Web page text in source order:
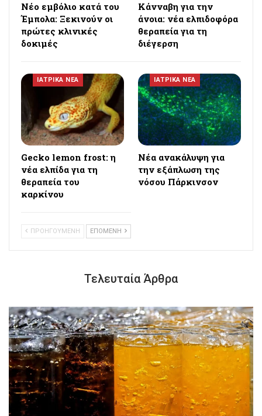
Νέο εμβόλιο κατά του
Έμπολα: Ξεκινούν οι
πρώτες κλινικές
δοκιμές
Κάνναβη για την
άνοια: νέα ελπιδοφόρα
θεραπεία για τη
διέγερση
ΙΑΤΡΙΚΑ ΝΕΑ
Gecko lemon frost: η
νέα ελπίδα για τη
θεραπεία του
καρκίνου
ΙΑΤΡΙΚΑ ΝΕΑ
Νέα ανακάλυψη για
την εξάπλωση της
νόσου Πάρκινσον
ΠΡΟΗΓΟΥΜΕΝΗ ΕΠΟΜΕΝΗ
Τελευταία Άρθρα